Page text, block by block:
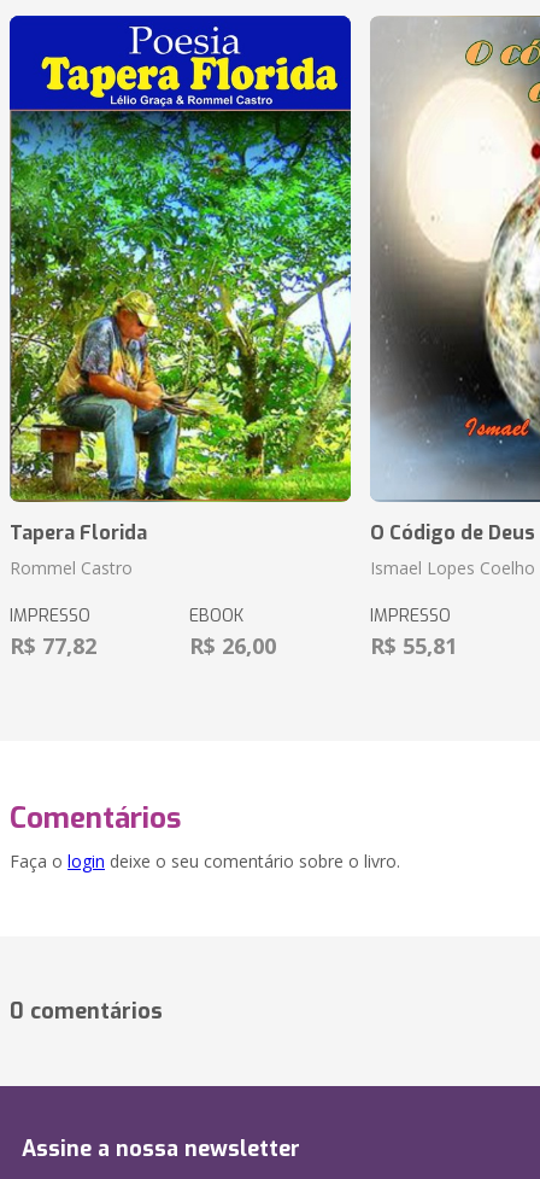
Tapera Florida
Rommel Castro
IMPRESSO
R$ 77,82
EBOOK
R$ 26,00
O Código de Deus
Ismael Lopes Coelho
IMPRESSO
R$ 55,81
Comentários
Faça o login deixe o seu comentário sobre o livro.
0 comentários
Assine a nossa newsletter